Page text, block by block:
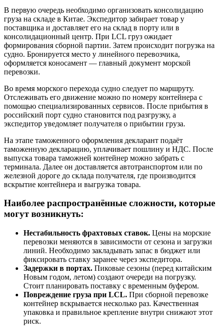
В первую очередь необходимо организовать консолидацию
груза на складе в Китае. Экспедитор забирает товар у
поставщика и доставляет его на склад в порту или в
консолидационный центр. При LCL груз ожидает
формирования сборной партии. Затем происходит погрузка на
судно. Бронируется место у линейного перевозчика,
оформляется коносамент — главный документ морской
перевозки.
Во время морского перехода судно следует по маршруту.
Отслеживать его движение можно по номеру контейнера с
помощью специализированных сервисов. После прибытия в
российский порт судно становится под разгрузку, а
экспедитор уведомляет получателя о прибытии груза.
На этапе таможенного оформления декларант подаёт
таможенную декларацию, уплачивает пошлину и НДС. После
выпуска товара таможней контейнер можно забрать с
терминала. Далее он доставляется автотранспортом или по
железной дороге до склада получателя, где производится
вскрытие контейнера и выгрузка товара.
Наиболее распространённые сложности, которые
могут возникнуть:
Нестабильность фрахтовых ставок. Цены на морские
перевозки меняются в зависимости от сезона и загрузки
линий. Необходимо закладывать запас в бюджет или
фиксировать ставку заранее через экспедитора.
Задержки в портах. Пиковые сезоны (перед китайским
Новым годом, летом) создают очереди на погрузку.
Стоит планировать поставку с временным буфером.
Повреждение груза при LCL. При сборной перевозке
контейнер вскрывается несколько раз. Качественная
упаковка и правильное крепление внутри снижают этот
риск.